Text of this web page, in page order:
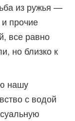
из ружья —
прочие
все равно
но близко к
нашу
с водой